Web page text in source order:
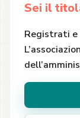
Sei il
Registrati e